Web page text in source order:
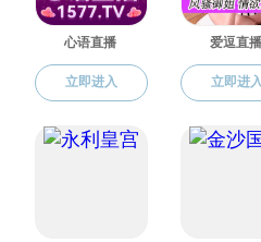
邮箱：gse@91cg91.com